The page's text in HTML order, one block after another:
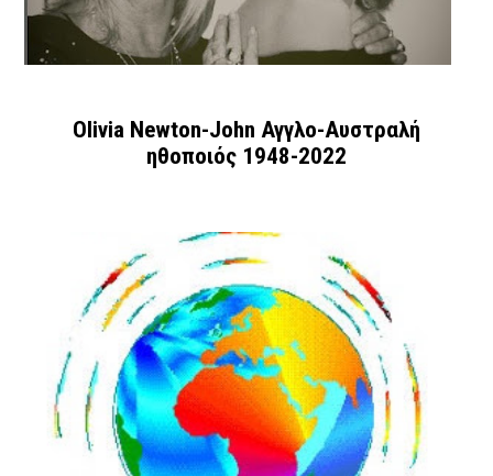
Olivia Newton-John Αγγλο-Αυστραλή
ηθοποιός 1948-2022